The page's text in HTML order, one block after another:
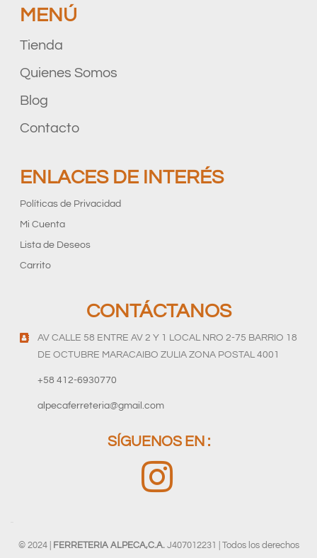
MENÚ
Tienda
Quienes Somos
Blog
Contacto
ENLACES DE INTERÉS
Políticas de Privacidad
Mi Cuenta
Lista de Deseos
Carrito
CONTÁCTANOS
AV CALLE 58 ENTRE AV 2 Y 1 LOCAL NRO 2-75 BARRIO 18
DE OCTUBRE MARACAIBO ZULIA ZONA POSTAL 4001
+58 412-6930770
alpecaferreteria@gmail.com
SÍGUENOS EN :
© 2024 | FERRETERIA ALPECA,C.A.J407012231 | Todos los derechos